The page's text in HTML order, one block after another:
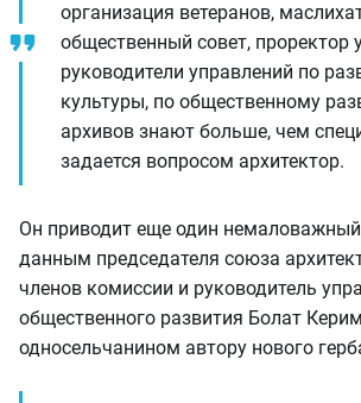
организация ветеранов,
общественный совет, проректор
руководители управлений по
культуры, по общественному
архивов знают больше, чем
задается вопросом архитектор.
Он приводит еще один
данным председателя союза
членов комиссии и руководитель
общественного развития Болат
односельчанином автору нового